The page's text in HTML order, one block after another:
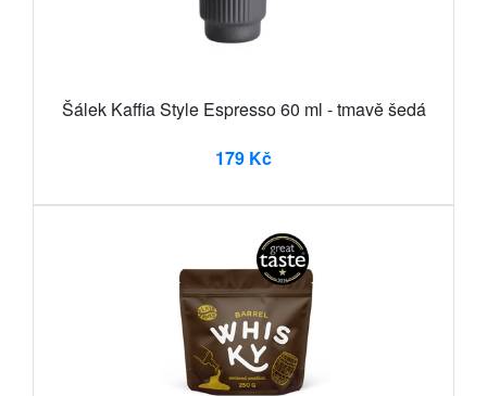
Šálek Kaffia Style Espresso 60 ml - tmavě šedá
179 Kč